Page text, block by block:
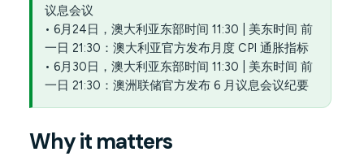
议息会议
• 6月24日，澳大利亚东部时间 11:30 | 美东时间 前
一日 21:30：澳大利亚官方发布月度 CPI 通胀指标
• 6月30日，澳大利亚东部时间 11:30 | 美东时间 前
一日 21:30：澳洲联储官方发布 6 月议息会议纪要
Why it matters